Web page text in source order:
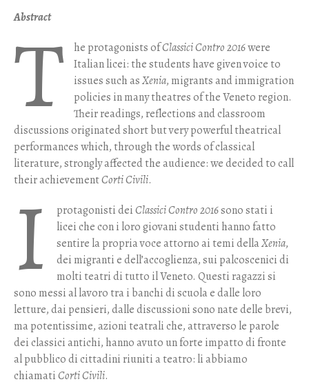
Abstract
T he protagonists ofClassici Contro 2016were
Italian licei: the students have given voice to
issues such asXenia, migrants and immigration
policies in many theatres of the Veneto region.
Their readings, reflections and classroom
discussions originated short but very powerful theatrical
performances which, through the words of classical
literature, strongly affected the audience: we decided to call
their achievementCorti Civili.
I protagonisti deiClassici Contro 2016sono stati i
licei che con i loro giovani studenti hanno fatto
sentire la propria voce attorno ai temi dellaXenia,
dei migranti e dell’accoglienza, sui palcoscenici di
molti teatri di tutto il Veneto. Questi ragazzi si
sono messi al lavoro tra i banchi di scuola e dalle loro
letture, dai pensieri, dalle discussioni sono nate delle brevi,
ma potentissime, azioni teatrali che, attraverso le parole
dei classici antichi, hanno avuto un forte impatto di fronte
al pubblico di cittadini riuniti a teatro: li abbiamo
chiamatiCorti Civili.